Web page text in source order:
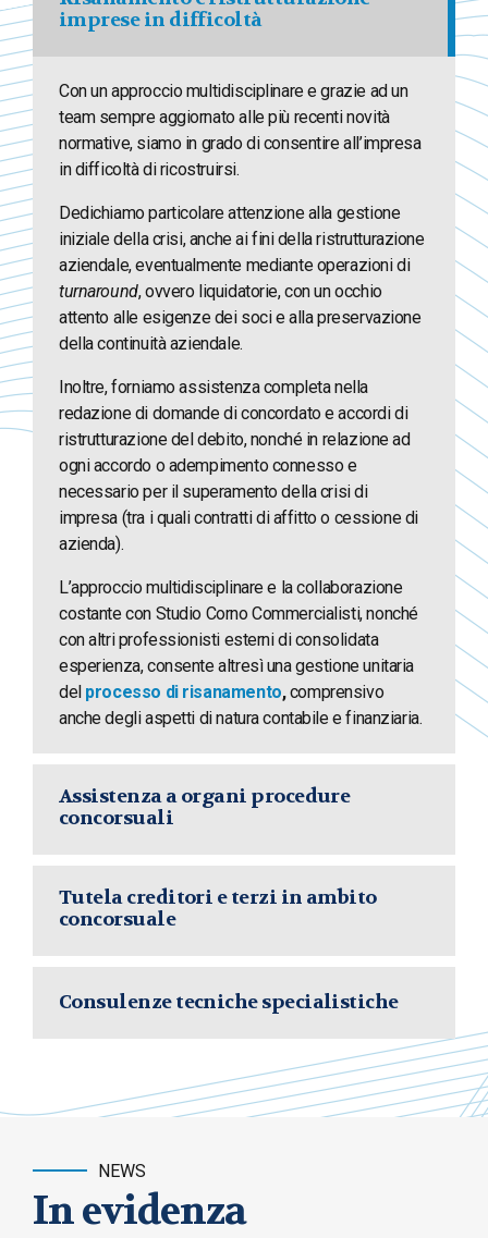
imprese in difficoltà
Con un approccio multidisciplinare e grazie ad un
team sempre aggiornato alle più recenti novità
normative, siamo in grado di consentire all’impresa
in difficoltà di ricostruirsi.
Dedichiamo particolare attenzione alla gestione
iniziale della crisi, anche ai fini della ristrutturazione
aziendale, eventualmente mediante operazioni di
turnaround, ovvero liquidatorie, con un occhio
attento alle esigenze dei soci e alla preservazione
della continuità aziendale.
Inoltre, forniamo assistenza completa nella
redazione di domande di concordato e accordi di
ristrutturazione del debito, nonché in relazione ad
ogni accordo o adempimento connesso e
necessario per il superamento della crisi di
impresa (tra i quali contratti di affitto o cessione di
azienda).
L’approccio multidisciplinare e la collaborazione
costante con Studio Corno Commercialisti, nonché
con altri professionisti esterni di consolidata
esperienza, consente altresì una gestione unitaria
del processo di risanamento,comprensivo
anche degli aspetti di natura contabile e finanziaria.
Assistenza a organi procedure
concorsuali
Tutela creditori e terzi in ambito
concorsuale
Consulenze tecniche specialistiche
NEWS
In evidenza